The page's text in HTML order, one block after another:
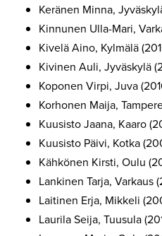
Keränen Minna,
Kinnunen Ulla-Mari,
Kivelä Aino, Kylmälä
Kivinen Auli, Jyväskylä
Koponen Virpi, Juva
Korhonen Maija,
Kuusisto Jaana, Kaaro
Kuusisto Päivi, Kotka
Kähkönen Kirsti, Oulu
Lankinen Tarja, Varkaus
Laitinen Erja, Mikkeli
Laurila Seija, Tuusula